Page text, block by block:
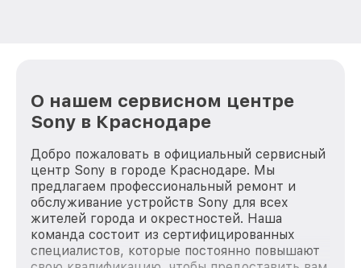
О нашем сервисном центре
Sony в Краснодаре
Добро пожаловать в официальный сервисный
центр Sony в городе Краснодаре. Мы
предлагаем профессиональный ремонт и
обслуживание устройств Sony для всех
жителей города и окрестностей. Наша
команда состоит из сертифицированных
специалистов, которые постоянно повышают